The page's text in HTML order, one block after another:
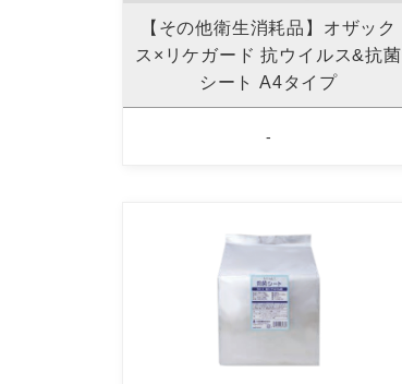
【その他衛生消耗品】オザック
ス×リケガード 抗ウイルス&抗菌
シート A4タイプ
-